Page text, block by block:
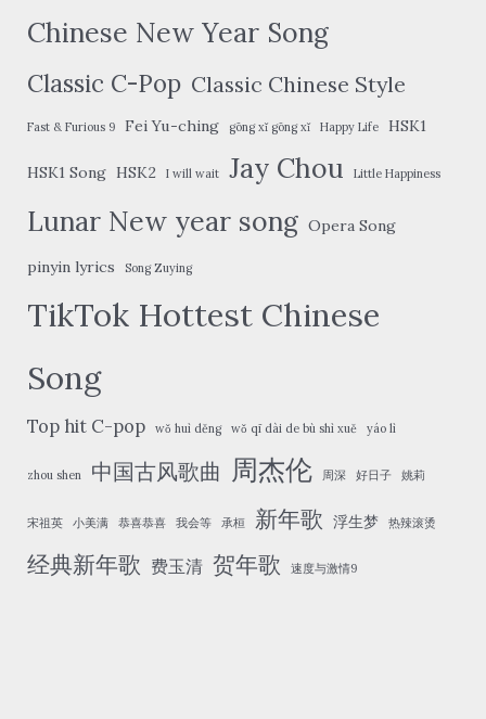
Chinese New Year Song
Classic C-Pop Classic Chinese Style
Fast & Furious 9 Fei Yu-ching gōng xǐ gōng xǐ Happy Life HSK1
HSK1 Song HSK2 I will wait Jay Chou Little Happiness
Lunar New year song Opera Song
pinyin lyrics Song Zuying
TikTok Hottest Chinese
Song
Top hit C-pop wǒ huì děng wǒ qī dài de bù shì xuě yáo lì
zhou shen 中国古风歌曲 周杰伦 周深 好日子 姚莉
宋祖英 小美满 恭喜恭喜 我会等 承桓 新年歌 浮生梦 热辣滚烫
经典新年歌 费玉清 贺年歌 速度与激情9